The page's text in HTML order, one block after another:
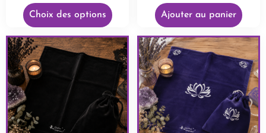
Choix des options Ajouter au panier